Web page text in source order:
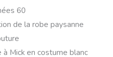
60
de la robe paysanne
Mick en costume blanc